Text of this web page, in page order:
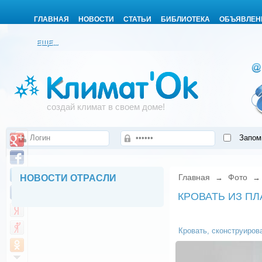
ГЛАВНАЯ НОВОСТИ СТАТЬИ БИБЛИОТЕКА
ЕЩЕ...
создай климат в своем доме!
НОВОСТИ ОТРАСЛИ Главная → Фото →
КРОВАТЬ ИЗ
Кровать,